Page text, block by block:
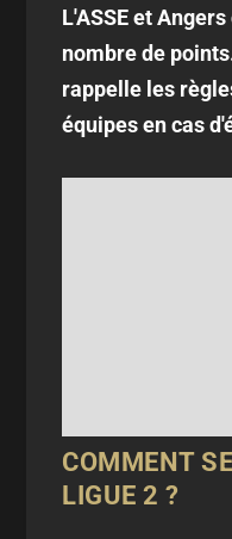
L'ASSE et
nombre de
rappelle les
équipes en cas
COMMENT
LIGUE 2 ?